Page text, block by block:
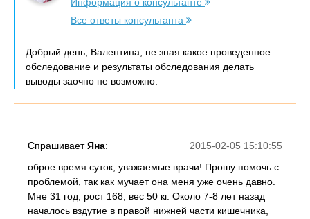
Все ответы консультанта
Добрый день, Валентина, не зная какое проведенное
обследование и результаты обследования делать
выводы заочно не возможно.
2015-02-05 15:10:55
СпрашиваетЯна:
оброе время суток, уважаемые врачи! Прошу помочь с
проблемой, так как мучает она меня уже очень давно.
Мне 31 год, рост 168, вес 50 кг. Около 7-8 лет назад
началось вздутие в правой нижней части кишечника,